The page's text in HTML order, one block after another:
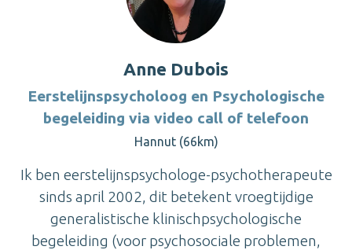
Anne Dubois
Eerstelijnspsycholoog en Psychologische
begeleiding via video call of telefoon
Hannut (66km)
Ik ben eerstelijnspsychologe-psychotherapeute
sinds april 2002, dit betekent vroegtijdige
generalistische klinischpsychologische
begeleiding (voor psychosociale problemen,